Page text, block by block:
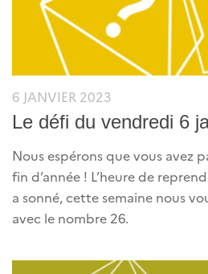
6 JANVIER 2023
Le défi du vendredi 6
Nous espérons que vous avez
fin d’année ! L’heure de
a sonné, cette semaine nous
avec le nombre 26.